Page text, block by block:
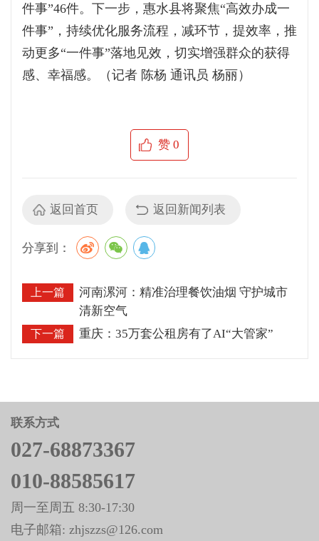
件事”46件。下一步，惠水县将聚焦“高效办成一
件事”，持续优化服务流程，减环节，提效率，推
动更多“一件事”落地见效，切实增强群众的获得
感、幸福感。（记者 陈杨 通讯员 杨丽）
赞0
返回首页 返回新闻列表
分享到：
上一篇
河南漯河：精准治理餐饮油烟 守护城市
清新空气
下一篇 重庆：35万套公租房有了AI“大管家”
联系方式
027-68873367
010-88585617
周一至周五 8:30-17:30
电子邮箱: zhjszzs@126.com